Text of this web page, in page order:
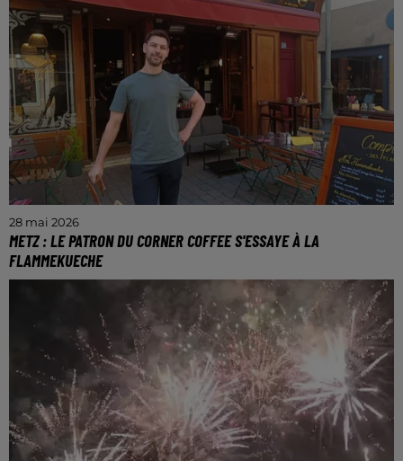
28 mai 2026
METZ : LE PATRON DU CORNER COFFEE S'ESSAYE À LA
FLAMMEKUECHE
Rue Sainte-Marie, un nouveau restaurant spécialisé
dans la flammekueche vient d'ouvrir. Pierre Esposito,
déjà patron du Corner Coffee, situé quelques
mètres...